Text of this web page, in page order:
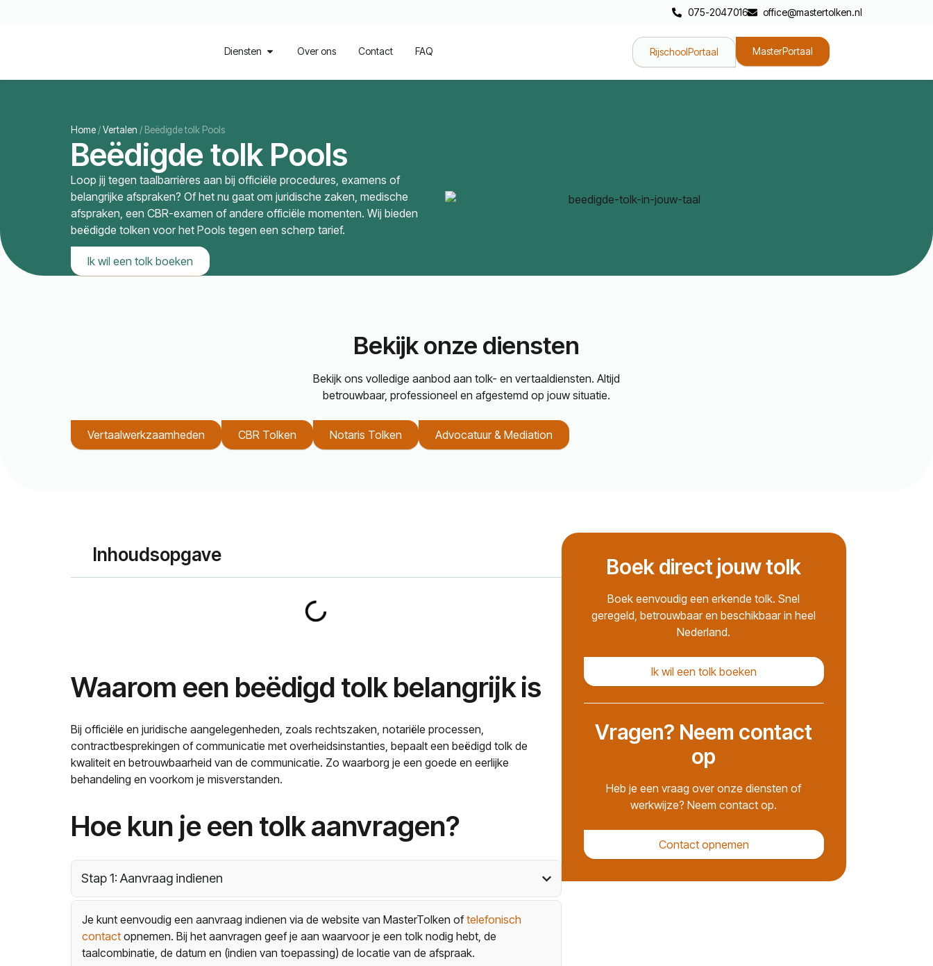
075-2047016 office@mastertolken.nl
Diensten Over ons Contact FAQ RijschoolPortaal MasterPortaal
Home /Vertalen / Beëdigde tolk Pools
Beëdigde tolk Pools
Loop jij tegen taalbarrières aan bij officiële procedures, examens of
belangrijke afspraken? Of het nu gaat om juridische zaken, medische
afspraken, een CBR-examen of andere officiële momenten. Wij bieden
beëdigde tolken voor het Pools tegen een scherp tarief.
Ik wil een tolk boeken
Bekijk onze diensten
Bekijk ons volledige aanbod aan tolk- en vertaaldiensten. Altijd
betrouwbaar, professioneel en afgestemd op jouw situatie.
Vertaalwerkzaamheden CBR Tolken Notaris Tolken Advocatuur & Mediation
Inhoudsopgave
Waarom een beëdigd tolk belangrijk is
Bij officiële en juridische aangelegenheden, zoals rechtszaken, notariële processen,
contractbesprekingen of communicatie met overheidsinstanties, bepaalt een beëdigd tolk de
kwaliteit en betrouwbaarheid van de communicatie. Zo waarborg je een goede en eerlijke
behandeling en voorkom je misverstanden.
Hoe kun je een tolk aanvragen?
Stap 1: Aanvraag indienen
Je kunt eenvoudig een aanvraag indienen via de website van MasterTolken oftelefonisch
contact opnemen. Bij het aanvragen geef je aan waarvoor je een tolk nodig hebt, de
taalcombinatie, de datum en (indien van toepassing) de locatie van de afspraak.
Boek direct jouw tolk
Boek eenvoudig een erkende tolk. Snel
geregeld, betrouwbaar en beschikbaar in heel
Nederland.
Ik wil een tolk boeken
Vragen? Neem contact
op
Heb je een vraag over onze diensten of
werkwijze? Neem contact op.
Contact opnemen